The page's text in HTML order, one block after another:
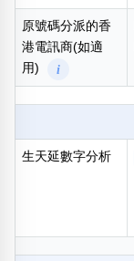
幸運分類
基本分類
位置分類
包含數字
次數分類
原號碼分派的香
港電訊商(如適
用)
i
生天延數字分析